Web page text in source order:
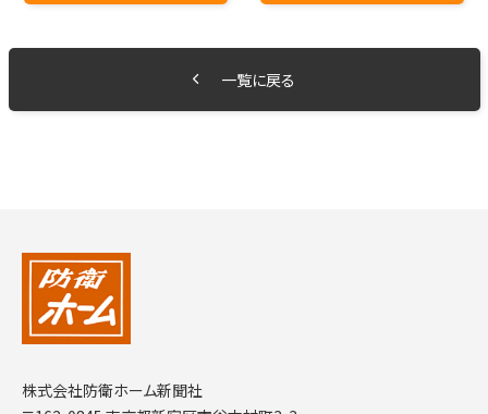
一覧に戻る
株式会社防衛ホーム新聞社